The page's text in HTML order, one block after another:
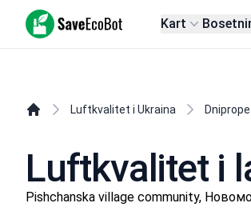
SaveEcoBot Kart
Luftkvalitet i Ukraina
Luftkvalitet i
Pishchanska village community,